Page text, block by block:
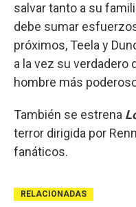
salvar tanto a su
debe sumar
próximos, Teela y
a la vez su verdadero
hombre más
También se estrena
terror dirigida por
fanáticos.
RELACIONADAS